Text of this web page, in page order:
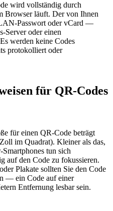
wird vollständig durch
Browser läuft. Der von Ihnen
Passwort oder vCard —
Server oder einen
werden keine Codes
protokolliert oder
für QR-Codes
für einen QR-Code beträgt
im Quadrat). Kleiner als das,
tun sich
auf den Code zu fokussieren.
Plakate sollten Sie den Code
— ein Code auf einer
Entfernung lesbar sein.